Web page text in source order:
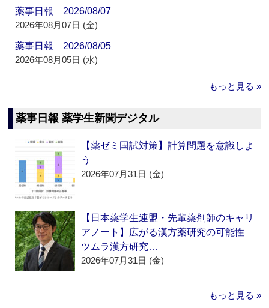
薬事日報 2026/08/07
2026年08月07日 (金)
薬事日報 2026/08/05
2026年08月05日 (水)
もっと見る »
薬事日報 薬学生新聞デジタル
【薬ゼミ国試対策】計算問題を意識しよ
う
2026年07月31日 (金)
【日本薬学生連盟・先輩薬剤師のキャリ
アノート】広がる漢方薬研究の可能性
ツムラ漢方研究…
2026年07月31日 (金)
もっと見る »